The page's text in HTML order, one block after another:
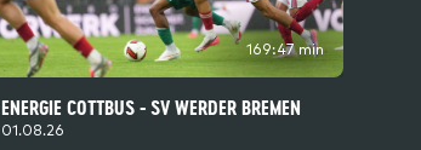
169:47 min
ENERGIE COTTBUS - SV WERDER BREMEN
01.08.26